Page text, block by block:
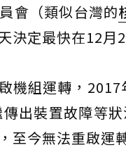
會（類似台灣的
決定最快在12月
機組運轉，
出裝置故障等
至今無法重啟運